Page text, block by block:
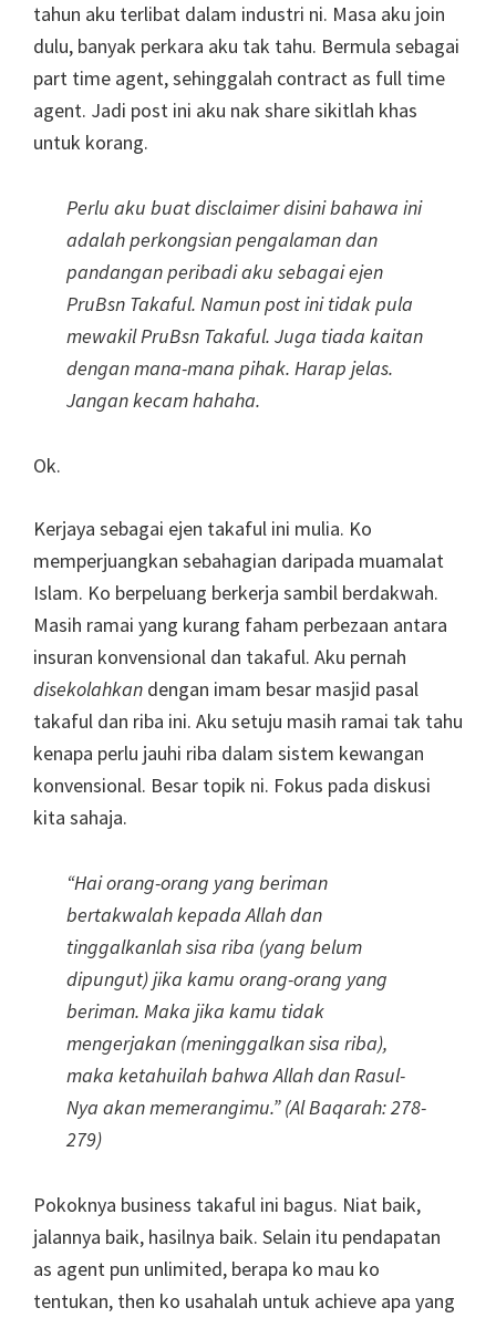
tahun aku terlibat dalam industri ni. Masa aku join
dulu, banyak perkara aku tak tahu. Bermula sebagai
part time agent, sehinggalah contract as full time
agent. Jadi post ini aku nak share sikitlah khas
untuk korang.
Perlu aku buat disclaimer disini bahawa ini
adalah perkongsian pengalaman dan
pandangan peribadi aku sebagai ejen
PruBsn Takaful. Namun post ini tidak pula
mewakil PruBsn Takaful. Juga tiada kaitan
dengan mana-mana pihak. Harap jelas.
Jangan kecam hahaha.
Ok.
Kerjaya sebagai ejen takaful ini mulia. Ko
memperjuangkan sebahagian daripada muamalat
Islam. Ko berpeluang berkerja sambil berdakwah.
Masih ramai yang kurang faham perbezaan antara
insuran konvensional dan takaful. Aku pernah
disekolahkan dengan imam besar masjid pasal
takaful dan riba ini. Aku setuju masih ramai tak tahu
kenapa perlu jauhi riba dalam sistem kewangan
konvensional. Besar topik ni. Fokus pada diskusi
kita sahaja.
“Hai orang-orang yang beriman
bertakwalah kepada Allah dan
tinggalkanlah sisa riba (yang belum
dipungut) jika kamu orang-orang yang
beriman. Maka jika kamu tidak
mengerjakan (meninggalkan sisa riba),
maka ketahuilah bahwa Allah dan Rasul-
Nya akan memerangimu.” (Al Baqarah: 278-
279)
Pokoknya business takaful ini bagus. Niat baik,
jalannya baik, hasilnya baik. Selain itu pendapatan
as agent pun unlimited, berapa ko mau ko
tentukan, then ko usahalah untuk achieve apa yang